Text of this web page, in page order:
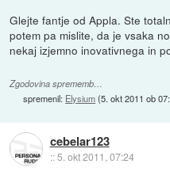
Glejte fantje od Appla. Ste
potem pa mislite, da je vsaka
nekaj izjemno inovativnega in
Zgodovina sprememb…
spremenil: Elysium(5. okt 2011 ob
cebelar123
::5. okt 2011, 07:24